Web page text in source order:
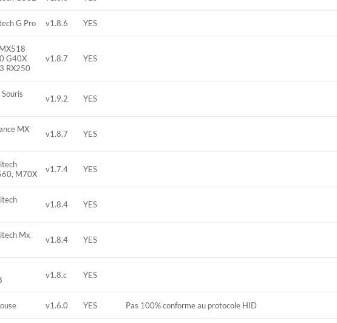
G Pro v1.8.6 YES
G40X
RX250
v1.8.7 YES
v1.9.2 YES
MX
v1.8.7 YES
M70X
v1.7.4 YES
v1.8.4 YES
Mx
v1.8.4 YES
v1.8.c YES
v1.6.0 YES Pas 100% conforme au protocole HID